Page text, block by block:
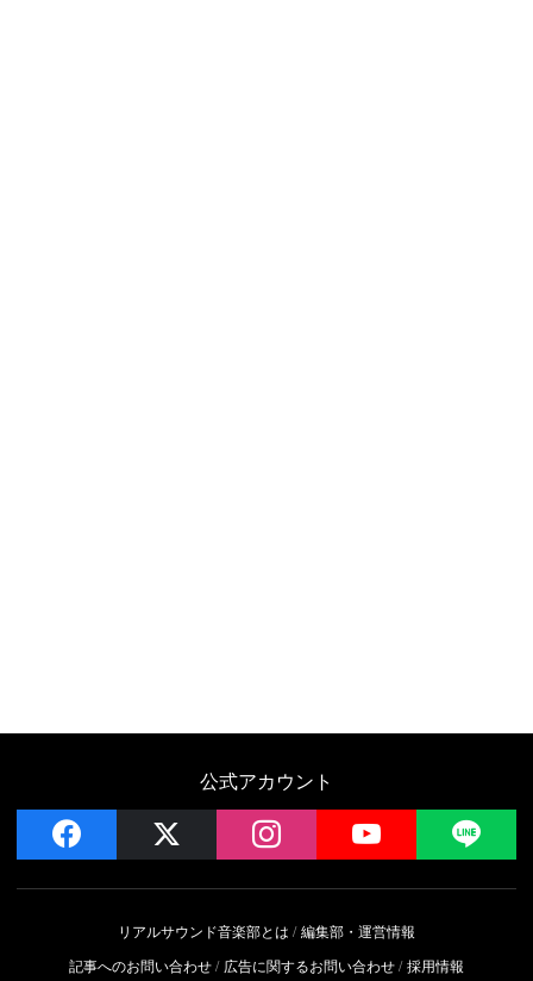
公式アカウント
facebook instagram YouTube
リアルサウンド音楽部とは
編集部・運営情報
記事へのお問い合わせ
広告に関するお問い合わせ 採用情報